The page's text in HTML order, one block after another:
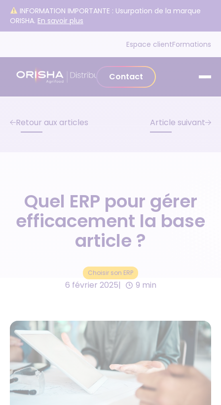
Aller au contenu
INFORMATION IMPORTANTE : Usurpation de la marque
ORISHA. En savoir plus
Espace clientFormations
Contact
Retour aux articles Article suivant
Quel ERP pour gérer
efficacement la base
article ?
Choisir son ERP
6 février 2025 9 min